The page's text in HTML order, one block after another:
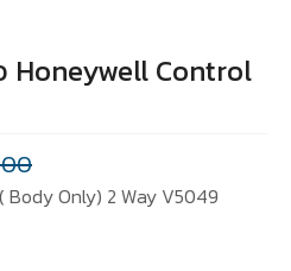
Honeywell Control
Body Only) 2 Way V5049